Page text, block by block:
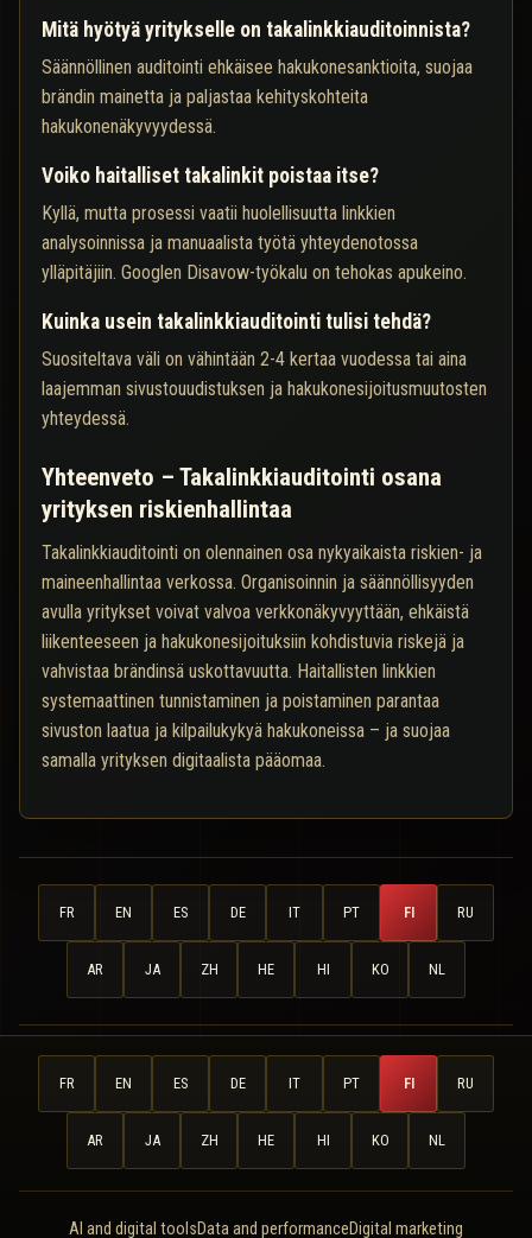
Mitä hyötyä yritykselle on takalinkkiauditoinnista?
Säännöllinen auditointi ehkäisee hakukonesanktioita, suojaa
brändin mainetta ja paljastaa kehityskohteita
hakukonenäkyvyydessä.
Voiko haitalliset takalinkit poistaa itse?
Kyllä, mutta prosessi vaatii huolellisuutta linkkien
analysoinnissa ja manuaalista työtä yhteydenotossa
ylläpitäjiin. Googlen Disavow-työkalu on tehokas apukeino.
Kuinka usein takalinkkiauditointi tulisi tehdä?
Suositeltava väli on vähintään 2-4 kertaa vuodessa tai aina
laajemman sivustouudistuksen ja hakukonesijoitusmuutosten
yhteydessä.
Yhteenveto – Takalinkkiauditointi osana
yrityksen riskienhallintaa
Takalinkkiauditointi on olennainen osa nykyaikaista riskien- ja
maineenhallintaa verkossa. Organisoinnin ja säännöllisyyden
avulla yritykset voivat valvoa verkkonäkyvyyttään, ehkäistä
liikenteeseen ja hakukonesijoituksiin kohdistuvia riskejä ja
vahvistaa brändinsä uskottavuutta. Haitallisten linkkien
systemaattinen tunnistaminen ja poistaminen parantaa
sivuston laatua ja kilpailukykyä hakukoneissa – ja suojaa
samalla yrityksen digitaalista pääomaa.
FR EN ES DE IT PT FI RU
AR JA ZH HE HI KO NL
FR EN ES DE IT PT FI RU
AR JA ZH HE HI KO NL
AI and digital toolsData and performanceDigital marketing